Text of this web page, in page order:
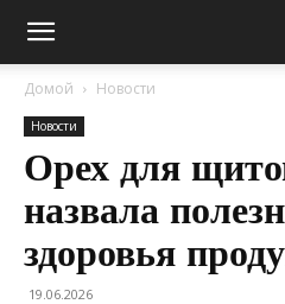
Домой Новости
Новости
Орех для
назвала
здоровья
19.06.2026